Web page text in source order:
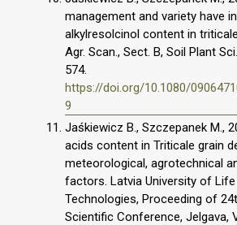
management and variety have
alkylresolcinol content in
Agr. Scan., Sect. B, Soil Plant
574.
https://doi.org/10.1080/
9
Jaśkiewicz B., Szczepanek M.,
acids content in Triticale grain
meteorological, agrotechnical
factors. Latvia University of
Technologies, Proceeding of
Scientific Conference, Jelgava,